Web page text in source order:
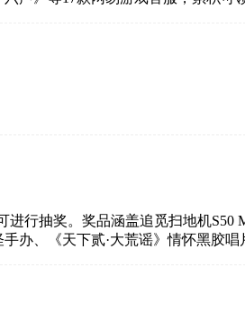
行抽奖。奖品涵盖追觅扫地机
、《天下贰·大荒谣》情怀黑胶